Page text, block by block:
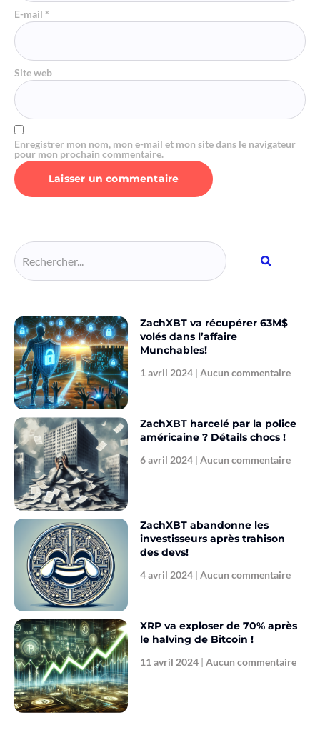
E-mail *
Site web
Enregistrer mon nom, mon e-mail et mon site dans le navigateur
pour mon prochain commentaire.
ZachXBT va récupérer 63M$
volés dans l’affaire
Munchables!
1 avril 2024 Aucun commentaire
ZachXBT harcelé par la police
américaine ? Détails chocs !
6 avril 2024 Aucun commentaire
ZachXBT abandonne les
investisseurs après trahison
des devs!
4 avril 2024 Aucun commentaire
XRP va exploser de 70% après
le halving de Bitcoin !
11 avril 2024 Aucun commentaire